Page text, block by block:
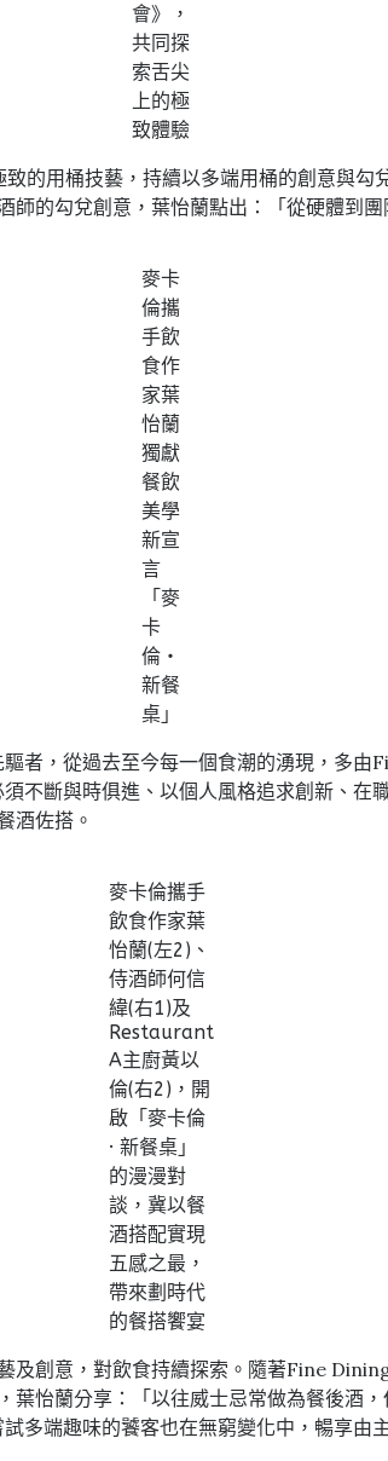
會》，
共同探
索舌尖
上的極
致體驗
的用桶技藝，持續以多端用桶的創意與
的勾兌創意，葉怡蘭點出：「從硬體到
麥卡
倫攜
手飲
食作
家葉
怡蘭
獨獻
餐飲
美學
新宣
言
「麥
卡
倫‧
新餐
桌」
，從過去至今每一個食潮的湧現，多由
不斷與時俱進、以個人風格追求創新、
酒佐搭。
麥卡倫攜手
飲食作家葉
怡蘭(左2)、
侍酒師何信
緯(右1)及
Restaurant
A主廚黃以
倫(右2)，開
啟「麥卡倫
· 新餐桌」
的漫漫對
談，冀以餐
酒搭配實現
五感之最，
帶來劃時代
的餐搭饗宴
創意，對飲食持續探索。隨著Fine
怡蘭分享：「以往威士忌常做為餐後酒
端趣味的饕客也在無窮變化中，暢享由